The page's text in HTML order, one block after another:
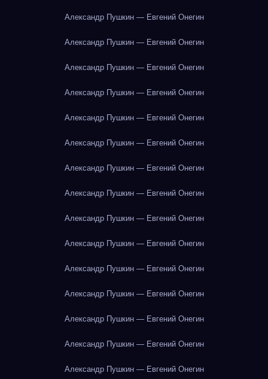
Александр Пушкин — Евгений Онегин
Александр Пушкин — Евгений Онегин
Александр Пушкин — Евгений Онегин
Александр Пушкин — Евгений Онегин
Александр Пушкин — Евгений Онегин
Александр Пушкин — Евгений Онегин
Александр Пушкин — Евгений Онегин
Александр Пушкин — Евгений Онегин
Александр Пушкин — Евгений Онегин
Александр Пушкин — Евгений Онегин
Александр Пушкин — Евгений Онегин
Александр Пушкин — Евгений Онегин
Александр Пушкин — Евгений Онегин
Александр Пушкин — Евгений Онегин
Александр Пушкин — Евгений Онегин